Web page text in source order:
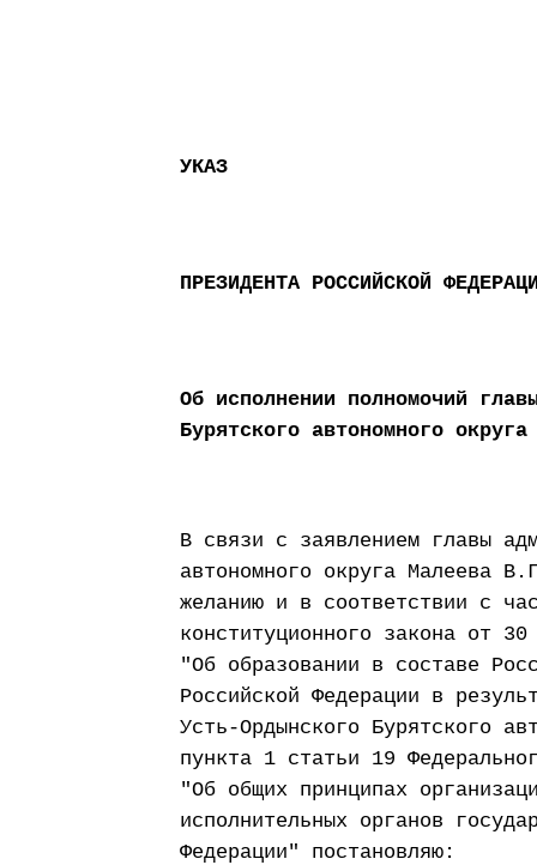
УКАЗ
ПРЕЗИДЕНТА РОССИЙСКОЙ
Об исполнении полномочий
Бурятского автономного округа
В связи с заявлением главы
автономного округа Малеева
желанию и в соответствии с
конституционного закона от
"Об образовании в составе
Российской Федерации в
Усть-Ордынского Бурятского
пункта 1 статьи 19
"Об общих принципах
исполнительных органов
Федерации" постановляю: